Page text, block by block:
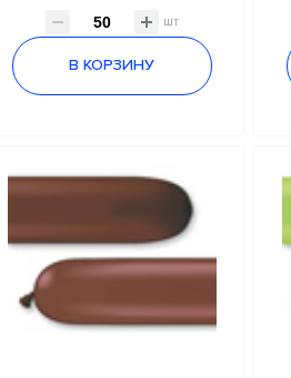
шт
В КОРЗИНУ